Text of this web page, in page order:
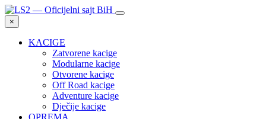
×
KACIGE
Zatvorene kacige
Modularne kacige
Otvorene kacige
Off Road kacige
Adventure kacige
Dječije kacige
OPREMA